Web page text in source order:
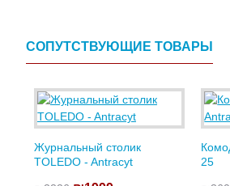
СОПУТСТВУЮЩИЕ ТОВАРЫ
Журнальный столик
TOLEDO - Antracyt
25